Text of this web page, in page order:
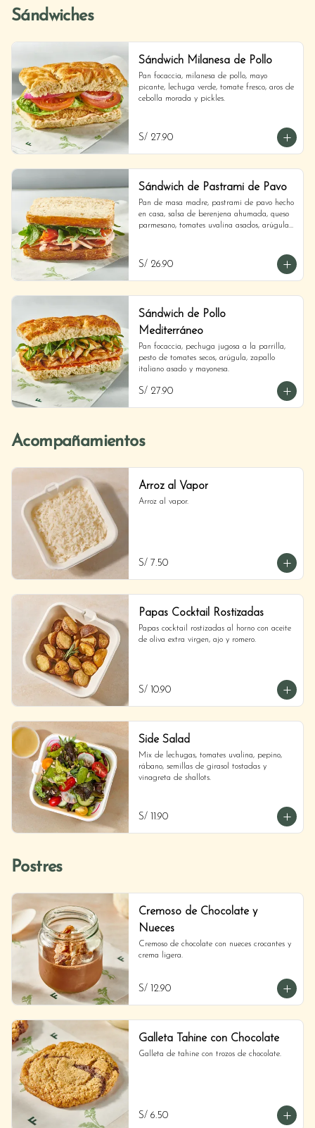
Sándwiches
Sándwich Milanesa de Pollo
Pan focaccia, milanesa de pollo, mayo
picante, lechuga verde, tomate fresco, aros de
cebolla morada y pickles.
S/ 27.90
Sándwich de Pastrami de Pavo
Pan de masa madre, pastrami de pavo hecho
en casa, salsa de berenjena ahumada, queso
parmesano, tomates uvalina asados, arúgula
S/ 26.90
Sándwich de Pollo
Mediterráneo
Pan focaccia, pechuga jugosa a la parrilla,
pesto de tomates secos, arúgula, zapallo
italiano asado y mayonesa.
S/ 27.90
Acompañamientos
Arroz al Vapor
Arroz al vapor.
S/ 7.50
Papas Cocktail Rostizadas
Papas cocktail rostizadas al horno con aceite
de oliva extra virgen, ajo y romero.
S/ 10.90
Side Salad
Mix de lechugas, tomates uvalina, pepino,
rábano, semillas de girasol tostadas y
vinagreta de shallots.
S/ 11.90
Postres
Cremoso de Chocolate y
Nueces
Cremoso de chocolate con nueces crocantes y
crema ligera.
S/ 12.90
Galleta Tahine con Chocolate
Galleta de tahine con trozos de chocolate.
S/ 6.50